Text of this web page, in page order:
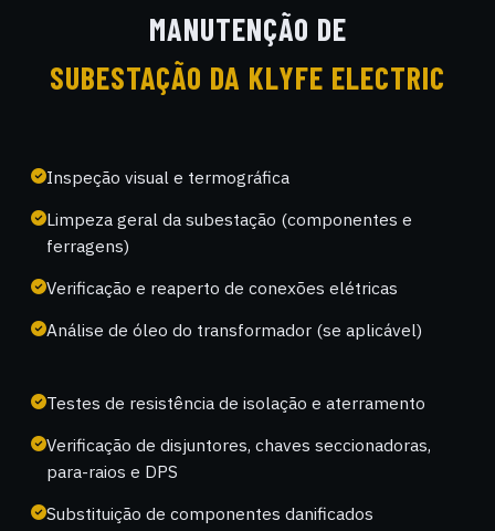
MANUTENÇÃO DE
SUBESTAÇÃO DA KLYFE ELECTRIC
Inspeção visual e termográfica
Limpeza geral da subestação (componentes e
ferragens)
Verificação e reaperto de conexões elétricas
Análise de óleo do transformador (se aplicável)
Testes de resistência de isolação e aterramento
Verificação de disjuntores, chaves seccionadoras,
para-raios e DPS
Substituição de componentes danificados